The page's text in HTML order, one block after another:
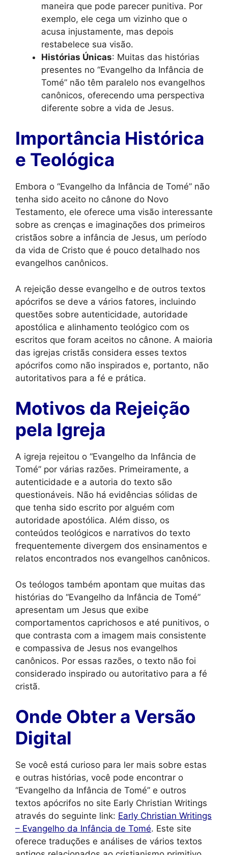
maneira que pode parecer punitiva. Por
exemplo, ele cega um vizinho que o
acusa injustamente, mas depois
restabelece sua visão.
Histórias Únicas: Muitas das histórias
presentes no “Evangelho da Infância de
Tomé” não têm paralelo nos evangelhos
canônicos, oferecendo uma perspectiva
diferente sobre a vida de Jesus.
Importância Histórica
e Teológica
Embora o “Evangelho da Infância de Tomé” não
tenha sido aceito no cânone do Novo
Testamento, ele oferece uma visão interessante
sobre as crenças e imaginações dos primeiros
cristãos sobre a infância de Jesus, um período
da vida de Cristo que é pouco detalhado nos
evangelhos canônicos.
A rejeição desse evangelho e de outros textos
apócrifos se deve a vários fatores, incluindo
questões sobre autenticidade, autoridade
apostólica e alinhamento teológico com os
escritos que foram aceitos no cânone. A maioria
das igrejas cristãs considera esses textos
apócrifos como não inspirados e, portanto, não
autoritativos para a fé e prática.
Motivos da Rejeição
pela Igreja
A igreja rejeitou o “Evangelho da Infância de
Tomé” por várias razões. Primeiramente, a
autenticidade e a autoria do texto são
questionáveis. Não há evidências sólidas de
que tenha sido escrito por alguém com
autoridade apostólica. Além disso, os
conteúdos teológicos e narrativos do texto
frequentemente divergem dos ensinamentos e
relatos encontrados nos evangelhos canônicos.
Os teólogos também apontam que muitas das
histórias do “Evangelho da Infância de Tomé”
apresentam um Jesus que exibe
comportamentos caprichosos e até punitivos, o
que contrasta com a imagem mais consistente
e compassiva de Jesus nos evangelhos
canônicos. Por essas razões, o texto não foi
considerado inspirado ou autoritativo para a fé
cristã.
Onde Obter a Versão
Digital
Se você está curioso para ler mais sobre estas
e outras histórias, você pode encontrar o
“Evangelho da Infância de Tomé” e outros
textos apócrifos no site Early Christian Writings
através do seguinte link: Early Christian Writings
– Evangelho da Infância de Tomé. Este site
oferece traduções e análises de vários textos